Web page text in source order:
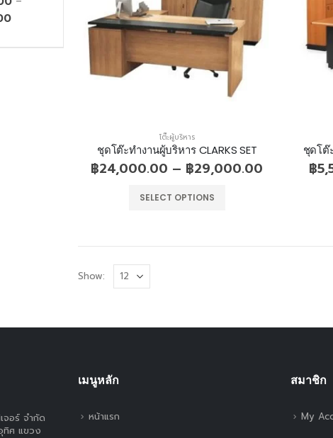
โต๊ะผู้บริหาร
ชุดโต๊ะทำงานผู้บริหาร CLARKS SET
฿24,000.00 – ฿29,000.00
SELECT OPTIONS
ชุดโต๊
฿
Show:
฿3,960.00
จอร์ จำกัด
ทิศ แขวง
เมนูหลัก
หน้าแรก
สมาชิก
My